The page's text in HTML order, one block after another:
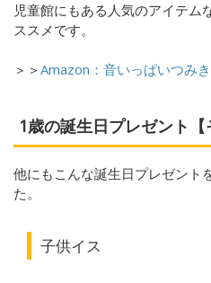
児童館にもある人気のアイテム
ススメです。
＞＞ Amazon：音いっぱいつみき
1歳の誕生日プレゼント【
他にもこんな誕生日プレゼント
た。
子供イス